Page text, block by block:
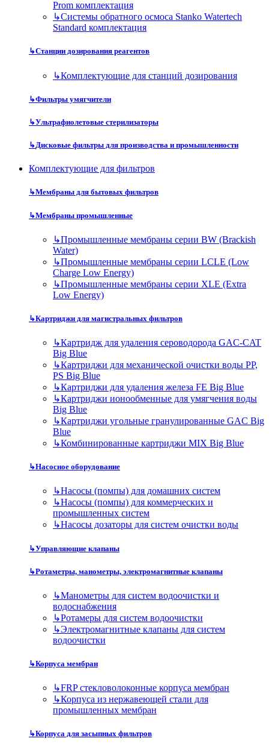
Prom комплектация
↳Системы обратного осмоса Stanko Watertech
Standard комплектация
↳Станции дозирования реагентов
↳Комплектующие для станций дозирования
↳Фильтры умягчители
↳Ультрафиолетовые стерилизаторы
↳Дисковые фильтры для производства и промышленности
Комплектующие для фильтров
↳Мембраны для бытовых фильтров
↳Мембраны промышленные
↳Промышленные мембраны серии BW (Brackish
Water)
↳Промышленные мембраны серии LCLE (Low
Charge Low Energy)
↳Промышленные мембраны серии XLE (Extra
Low Energy)
↳Картриджи для магистральных фильтров
↳Картридж для удаления сероводорода GAC-CAT
Big Blue
↳Картриджи для механической очистки воды PP,
PS Big Blue
↳Картриджи для удаления железа FE Big Blue
↳Картриджи ионообменные для умягчения воды
Big Blue
↳Картриджи угольные гранулированные GAC Big
Blue
↳Комбинированные картриджи MIX Big Blue
↳Насосное оборудование
↳Насосы (помпы) для домашних систем
↳Насосы (помпы) для коммерческих и
промышленных систем
↳Насосы дозаторы для систем очистки воды
↳Управляющие клапаны
↳Ротаметры, манометры, электромагнитные клапаны
↳Манометры для систем водоочистки и
водоснабжения
↳Ротамеры для систем водоочистки
↳Электромагнитные клапаны для систем
водоочистки
↳Корпуса мембран
↳FRP стекловолоконные корпуса мембран
↳Корпуса из нержавеющей стали для
промышленных мембран
↳Корпуса для засыпных фильтров